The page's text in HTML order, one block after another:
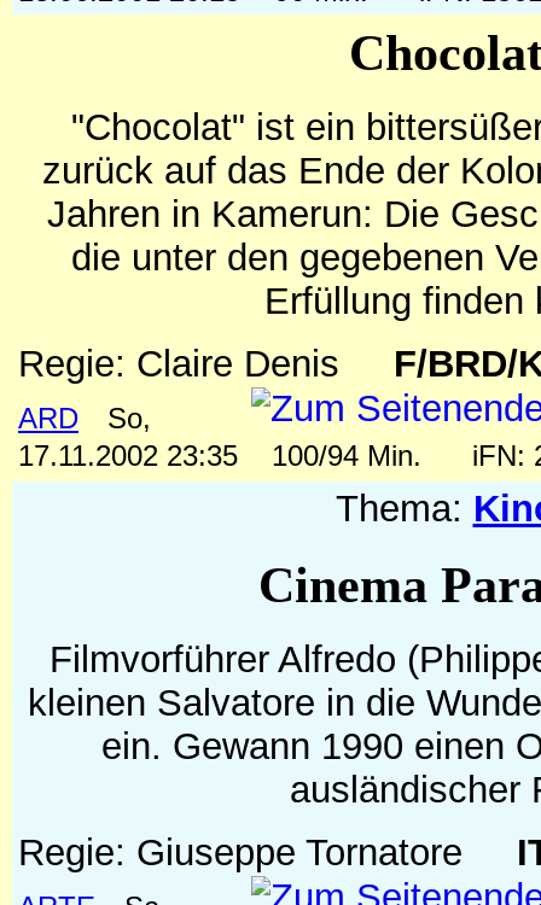
"Chocolat" ist ein
zurück auf das Ende der
Jahren in Kamerun: Die
die unter den gegebenen
Erfüllung finden
Regie: Claire Denis F/BRD/
ARD
So,
17.11.2002 23:35
100/94 Min. iFN:
Thema:
Cinema
Filmvorführer Alfredo
kleinen Salvatore in die
ein. Gewann 1990 einen
ausländischer
Regie: Giuseppe Tornatore